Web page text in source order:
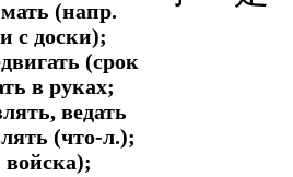
(напр.
с доски);
(срок
в руках;
ведать
(что-л.);
войска);